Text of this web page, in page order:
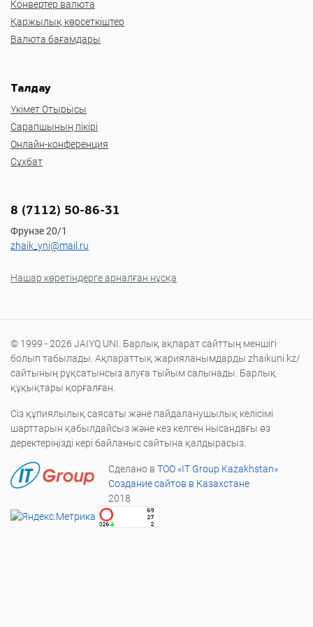
Конвертер валюта
Қаржылық көрсеткіштер
Валюта бағамдары
Талдау
Үкімет Отырысы
Сарапшының пікірі
Онлайн-конференция
Сұхбат
8 (7112) 50-86-31
Фрунзе 20/1
zhaik_yni@mail.ru
Нашар көретіндерге арналған нұсқа
© 1999 - 2026 JAIYQ UNI. Барлық ақпарат сайттың меншігі
болып табылады. Ақпараттық жарияланымдарды zhaikuni.kz/
сайтының рұқсатынсыз алуға тыйым салынады. Барлық
құқықтары қорғалған.
Сіз құпиялылық саясаты және пайдаланушылық келісімі
шарттарын қабылдайсыз және кез келген нысандағы өз
деректеріңізді кері байланыс сайтына қалдырасыз.
Сделано в ТОО «IT Group Kazakhstan»
Создание сайтов в Казахстане
2018